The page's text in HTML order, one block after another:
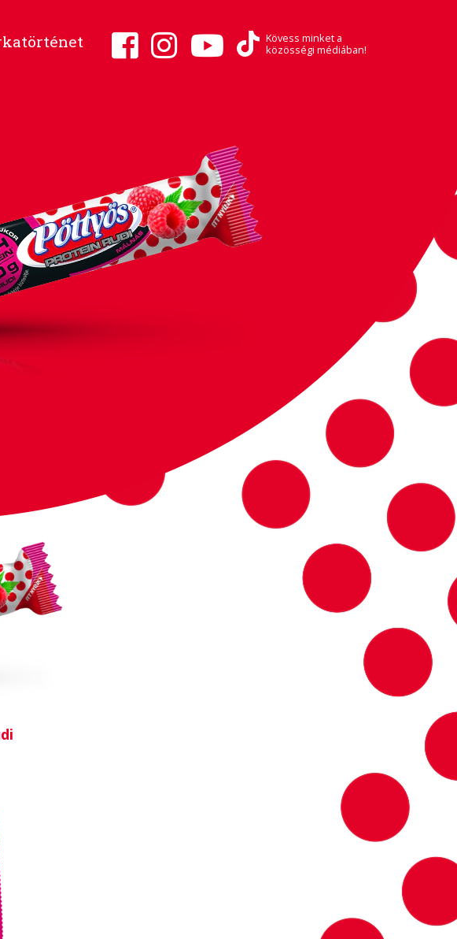
Kövess minket a
közösségi médiában!